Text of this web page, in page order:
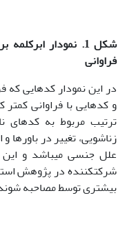
شکل 1 . نمودار
فراوانی
در این نمودار کدهایی که
و کدهایی با فراوانی
ترتیب مربوط به کدهای
زناشویی، تغییر در
علل جنسی می­باشد و این
بیشتری توسط مصاحبه